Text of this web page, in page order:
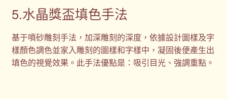
5.水晶獎盃填色手法
基于噴砂雕刻手法，加深雕刻的深度，依據設計圖樣及字
樣顏色調色並家入雕刻的圖樣和字樣中，凝固後便產生出
填色的視覺效果。此手法優點是：吸引目光、強調重點。